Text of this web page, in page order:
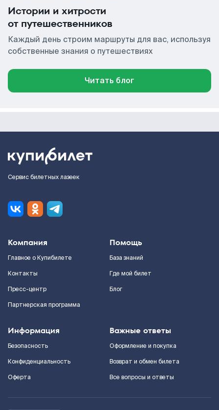
Истории и хитрости
от путешественников
Каждый день строим маршруты для вас, используя
собственные знания о путешествиях
Читать блог
Сервис билетных лазеек
Компания
Главное о Купибилете
Контакты
Пресс-центр
Партнерская программа
Помощь
База знаний
Где мой билет
Блог
Информация
Безопасность
Конфиденциальность
Оферта
Важные ответы
Оформление и покупка
Возврат и обмен билета
Все вопросы и ответы